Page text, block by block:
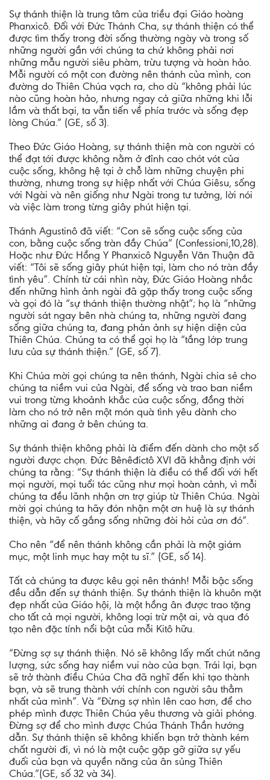
Sự thánh thiện là trung tâm của triều đại Giáo hoàng
Phanxicô. Đối với Đức Thánh Cha, sự thánh thiện có thể
được tìm thấy trong đời sống thường ngày và trong số
những người gần với chúng ta chứ không phải nơi
những mẫu người siêu phàm, trừu tượng và hoàn hảo.
Mỗi người có một con đường nên thánh của mình, con
đường do Thiên Chúa vạch ra, cho dù “không phải lúc
nào cũng hoàn hảo, nhưng ngay cả giữa những khi lỗi
lầm và thất bại, ta vẫn tiến về phía trước và sống đẹp
lòng Chúa.” (GE, số 3).
Theo Đức Giáo Hoàng, sự thánh thiện mà con người có
thể đạt tới được không nằm ở đỉnh cao chót vót của
cuộc sống, không hệ tại ở chỗ làm những chuyện phi
thường, nhưng trong sự hiệp nhất với Chúa Giêsu, sống
với Ngài và nên giống như Ngài trong tư tưởng, lời nói
và việc làm trong từng giây phút hiện tại.
Thánh Agustinô đã viết: “Con sẽ sống cuộc sống của
con, bằng cuộc sống tràn đầy Chúa” (Confessioni,10,28).
Hoặc như Đức Hồng Y Phanxicô Nguyễn Văn Thuận đã
viết: “Tôi sẽ sống giây phút hiện tại, làm cho nó tràn đầy
tình yêu”. Chính từ cái nhìn này, Đức Giáo Hoàng nhắc
đến những hình ảnh ngài đã gặp thấy trong cuộc sống
và gọi đó là “sự thánh thiện thường nhật”; họ là “những
người sát ngay bên nhà chúng ta, những người đang
sống giữa chúng ta, đang phản ảnh sự hiện diện của
Thiên Chúa. Chúng ta có thể gọi họ là “tầng lớp trung
lưu của sự thánh thiện.” (GE, số 7).
Khi Chúa mời gọi chúng ta nên thánh, Ngài chia sẻ cho
chúng ta niềm vui của Ngài, để sống và trao ban niềm
vui trong từng khoảnh khắc của cuộc sống, đồng thời
làm cho nó trở nên một món quà tình yêu dành cho
những ai đang ở bên chúng ta.
Sự thánh thiện không phải là điểm đến dành cho một số
người được chọn. Đức Bênêđictô XVI đã khẳng định với
chúng ta rằng: “Sự thánh thiện là điều có thể đối với hết
mọi người, mọi tuổi tác cũng như mọi hoàn cảnh, vì mỗi
chúng ta đều lãnh nhận ơn trợ giúp từ Thiên Chúa. Ngài
mời gọi chúng ta hãy đón nhận một ơn huệ là sự thánh
thiện, và hãy cố gắng sống những đòi hỏi của ơn đó”.
Cho nên “để nên thánh không cần phải là một giám
mục, một linh mục hay một tu sĩ.” (GE, số 14).
Tất cả chúng ta được kêu gọi nên thánh! Mỗi bậc sống
đều dẫn đến sự thánh thiện. Sự thánh thiện là khuôn mặt
đẹp nhất của Giáo hội, là một hồng ân được trao tặng
cho tất cả mọi người, không loại trừ một ai, và qua đó
tạo nên đặc tính nổi bật của mỗi Kitô hữu.
“Đừng sợ sự thánh thiện. Nó sẽ không lấy mất chút năng
lượng, sức sống hay niềm vui nào của bạn. Trái lại, bạn
sẽ trở thành điều Chúa Cha đã nghĩ đến khi tạo thành
bạn, và sẽ trung thành với chính con người sâu thẳm
nhất của mình”. Và “Đừng sợ nhìn lên cao hơn, để cho
phép mình được Thiên Chúa yêu thương và giải phóng.
Đừng sợ để cho mình được Chúa Thánh Thần hướng
dẫn. Sự thánh thiện sẽ không khiến bạn trở thành kém
chất người đi, vì nó là một cuộc gặp gỡ giữa sự yếu
đuối của bạn và quyền năng của ân sủng Thiên
Chúa.”(GE, số 32 và 34).